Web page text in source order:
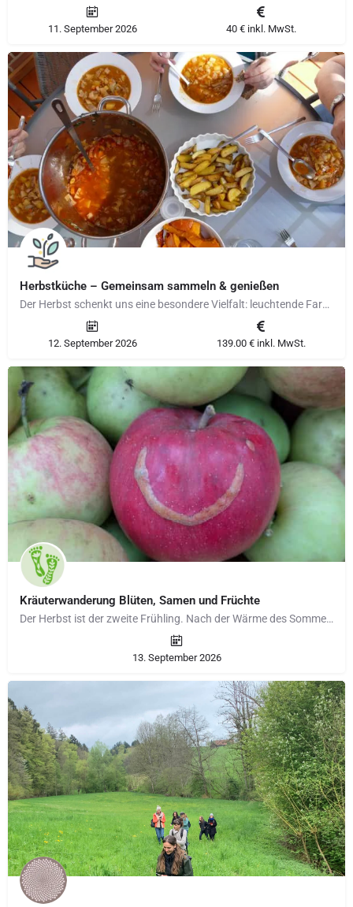
11. September 2026 40 € inkl. MwSt.
Herbstküche – Gemeinsam sammeln & genießen
Der Herbst schenkt uns eine besondere Vielfalt: leuchtende Farben, aromatische Zutaten und die Einladung,…
12. September 2026 139.00 € inkl. MwSt.
Kräuterwanderung Blüten, Samen und Früchte
Der Herbst ist der zweite Frühling. Nach der Wärme des Sommers finden wir die Natur in einer unglaublichen…
13. September 2026